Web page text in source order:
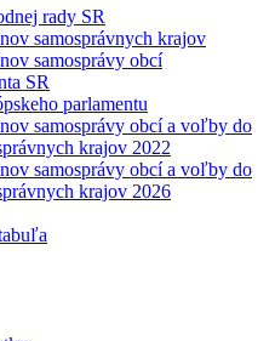
rady SR
samosprávnych krajov
samosprávy obcí
SR
parlamentu
samosprávy obcí a voľby do
krajov 2022
samosprávy obcí a voľby do
krajov 2026